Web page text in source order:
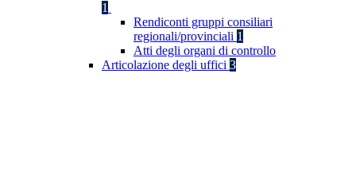
1
Rendiconti gruppi consiliari
regionali/provinciali 1
Atti degli organi di controllo
Articolazione degli uffici 3